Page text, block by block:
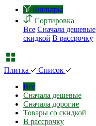
Фильтры
Сортировка
Все Сначала дешевые
скидкой В рассрочку
Плитка
Список
Все
Сначала дешевые
Сначала дорогие
Товары со скидкой
В рассрочку